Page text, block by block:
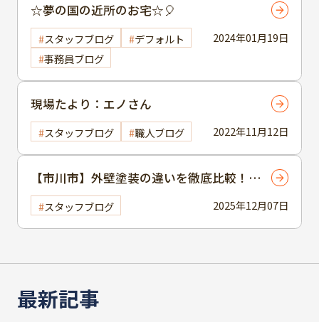
最新記事
2024年01月19日
☆夢の国の近所のお宅☆🎈
スタッフブログ
デフォルト
事務員ブログ
2022年11月12日
現場たより：エノさん
スタッフブログ 職人ブログ
2025年12月07日
【市川市】外壁塗装の違いを徹底比較！
シリコン・フッ素・無機塗料の違いや塗装
会社選びのポイントを解説
スタッフブログ